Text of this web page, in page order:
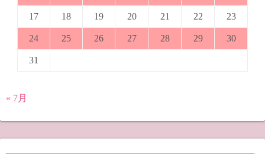
17 18 19 20 21 22 23
24 25 26 27 28 29 30
31
« 7月